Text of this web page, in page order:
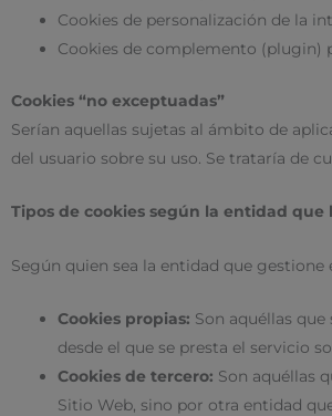
Cookies de personalización de la
Cookies de complemento (plugin)
Cookies “no exceptuadas”
Serían aquellas sujetas al ámbito de
del usuario sobre su uso. Se trataría de
Tipos de cookies según la entidad que
Según quien sea la entidad que
Cookies propias: Son aquéllas
desde el que se presta el servicio
Cookies de tercero: Son aquéllas
Sitio Web, sino por otra entidad